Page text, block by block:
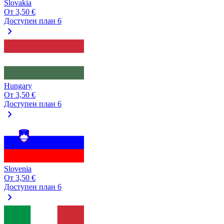
Slovakia
От 3,50 €
Доступен план 6
chevron_right
Hungary
От 3,50 €
Доступен план 6
chevron_right
Slovenia
От 3,50 €
Доступен план 6
chevron_right